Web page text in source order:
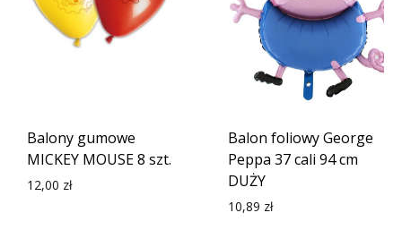
Balony gumowe
MICKEY MOUSE 8 szt.
12,00 zł
Balon foliowy George
Peppa 37 cali 94 cm
DUŻY
10,89 zł